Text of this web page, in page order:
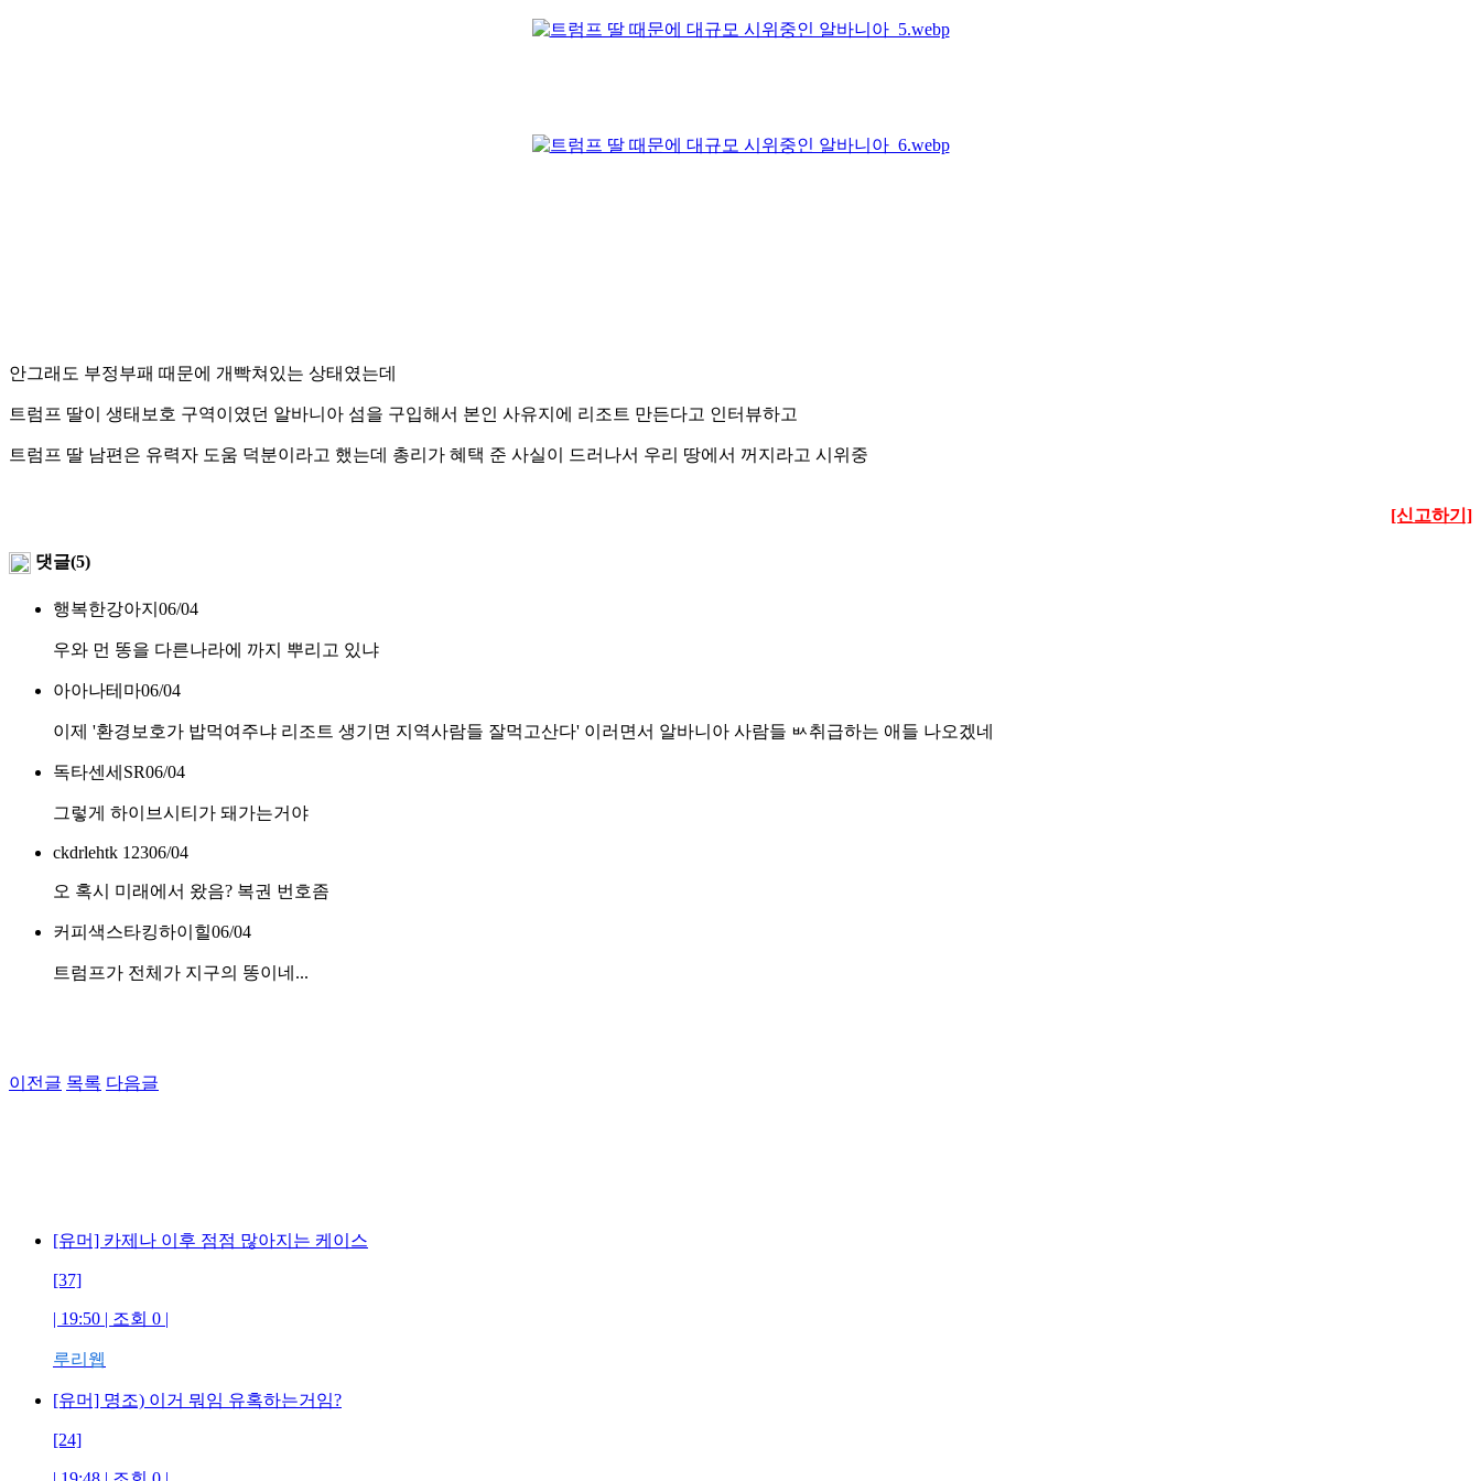
안그래도 부정부패 때문에 개빡쳐있는 상태였는데
트럼프 딸이 생태보호 구역이였던 알바니아 섬을 구입해서 본인 사유지에 리조트 만든다고 인터뷰하고
트럼프 딸 남편은 유력자 도움 덕분이라고 했는데 총리가 혜택 준 사실이 드러나서 우리 땅에서 꺼지라고 시위중
[신고하기]
댓글(5)
행복한강아지 06/04
우와 먼 똥을 다른나라에 까지 뿌리고 있냐
아아나테마06/04
이제 '환경보호가 밥먹여주냐 리조트 생기면 지역사람들 잘먹고산다' 이러면서 알바니아 사람들 ㅄ취급하는 애들 나오겠네
독타센세SR06/04
그렇게 하이브시티가 돼가는거야
ckdrlehtk 12306/04
오 혹시 미래에서 왔음? 복권 번호좀
커피색스타킹하이힐06/04
트럼프가 전체가 지구의 똥이네...
이전글 목록 다음글
[유머] 카제나 이후 점점 많아지는 케이스
[37]
| 19:50 | 조회 0 |
루리웹
[유머] 명조) 이거 뭐임 유혹하는거임?
[24]